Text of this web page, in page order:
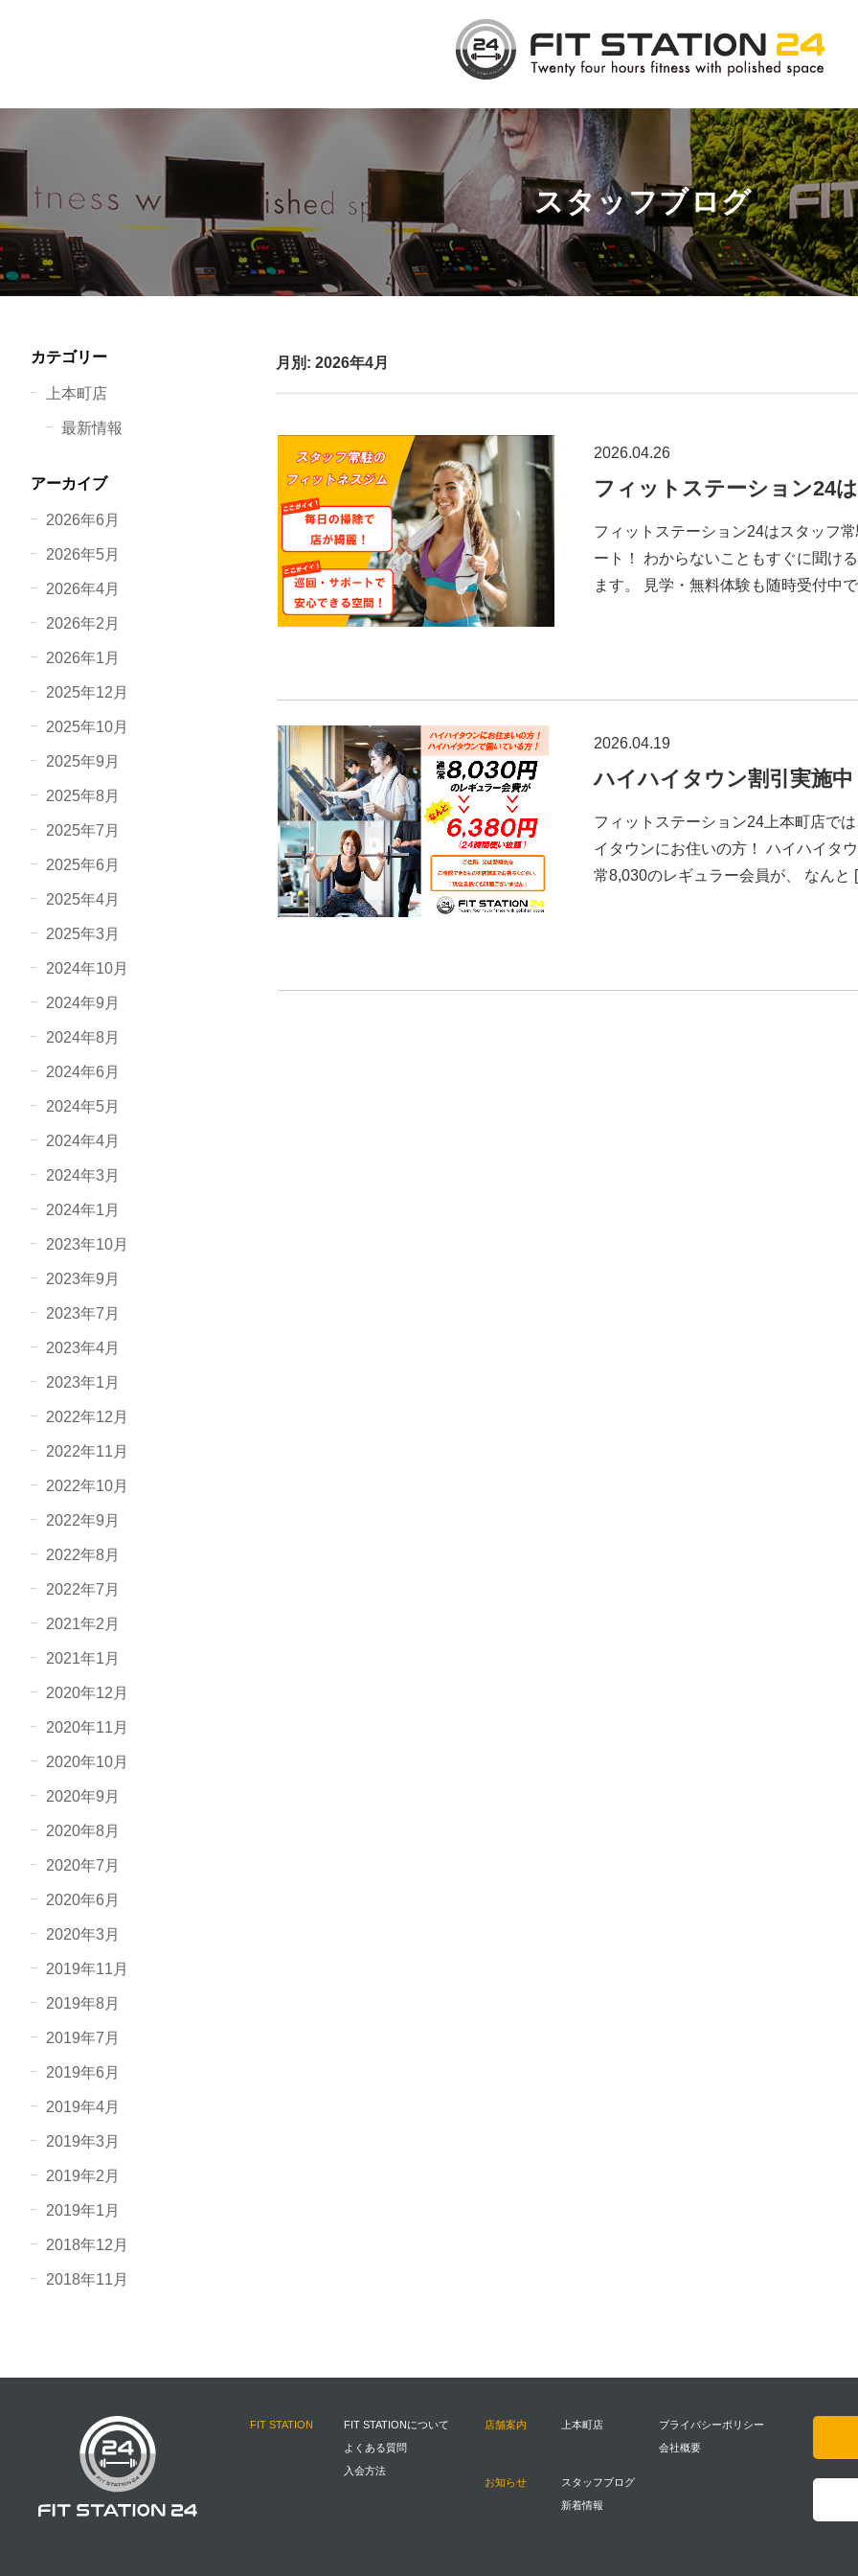
スタッフブログ
月別: 2026年4月
2026.04.26
フィットステーション24
フィットステーション24はスタッフ
ート！ わからないこともすぐに聞け
ます。 見学・無料体験も随時受付中
2026.04.19
ハイハイタウン割引実施中
フィットステーション24上本町店で
イタウンにお住いの方！ ハイハイタ
常8,030のレギュラー会員が、 なんと
カテゴリー
上本町店
最新情報
アーカイブ
2026年6月
2026年5月
2026年4月
2026年2月
2026年1月
2025年12月
2025年10月
2025年9月
2025年8月
2025年7月
2025年6月
2025年4月
2025年3月
2024年10月
2024年9月
2024年8月
2024年6月
2024年5月
2024年4月
2024年3月
2024年1月
2023年10月
2023年9月
2023年7月
2023年4月
2023年1月
2022年12月
2022年11月
2022年10月
2022年9月
2022年8月
2022年7月
2021年2月
2021年1月
2020年12月
2020年11月
2020年10月
2020年9月
2020年8月
2020年7月
2020年6月
2020年3月
2019年11月
2019年8月
2019年7月
2019年6月
2019年4月
2019年3月
2019年2月
2019年1月
2018年12月
2018年11月
FIT STATION
FIT STATIONについて
よくある質問
入会方法
店舗案内 上本町店
お知らせ
スタッフブログ
新着情報
プライバシーポリシー
会社概要